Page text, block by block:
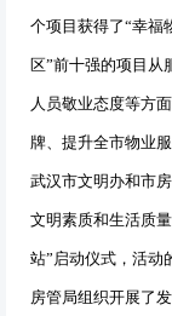
个项目获得了“幸福
区”前十强的项目从
人员敬业态度等方
牌、提升全市物业
武汉市文明办和市
文明素质和生活质
站”启动仪式，活动
房管局组织开展了